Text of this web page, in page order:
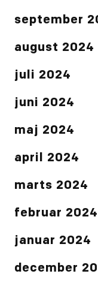
september
august 2024
juli 2024
juni 2024
maj 2024
april 2024
marts 2024
februar 2024
januar 2024
december